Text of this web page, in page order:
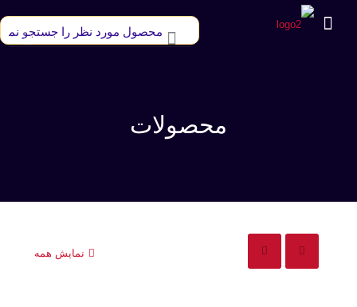
محصولات
نمایش همه